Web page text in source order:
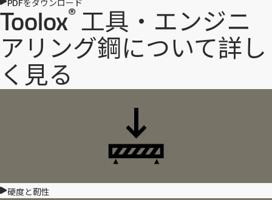
PDFをダウンロード
Toolox® 工具・エンジニ
アリング鋼について詳し
く見る
硬度と靭性